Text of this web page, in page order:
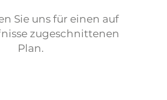
Sie uns für einen auf
zugeschnittenen
Plan.